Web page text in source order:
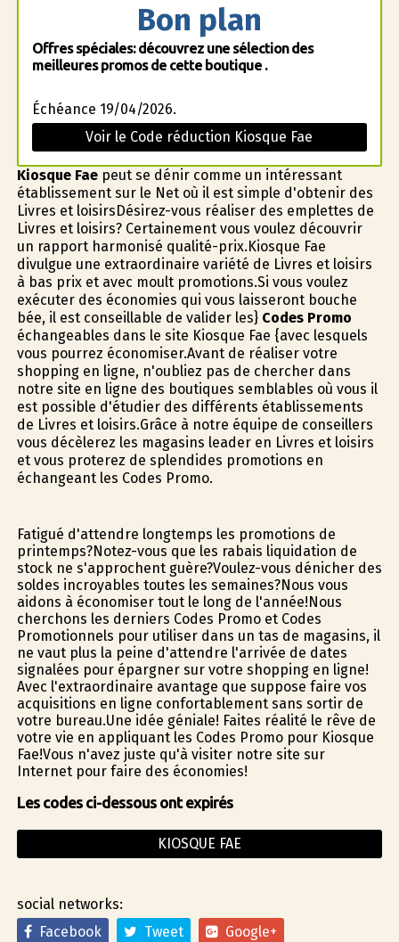
Bon plan
Offres spéciales: découvrez une sélection des
meilleures promos de cette boutique .
Échéance 19/04/2026.
Voir le Code réduction Kiosque Fae
Kiosque Faepeut se définir comme un intéressant
établissement sur le Net où il est simple d'obtenir des
Livres et loisirsDésirez-vous réaliser des emplettes de
Livres et loisirs? Certainement vous voulez découvrir
un rapport harmonisé qualité-prix.Kiosque Fae
divulgue une extraordinaire variété de Livres et loisirs
à bas prix et avec moult promotions.Si vous voulez
exécuter des économies qui vous laisseront bouche
bée, il est conseillable de valider les} Codes Promo
échangeables dans le site Kiosque Fae {avec lesquels
vous pourrez économiser.Avant de réaliser votre
shopping en ligne, n'oubliez pas de chercher dans
notre site en ligne des boutiques semblables où vous il
est possible d'étudier des différents établissements
de Livres et loisirs.Grâce à notre équipe de conseillers
vous décèlerez les magasins leader en Livres et loisirs
et vous profiterez de splendides promotions en
échangeant les Codes Promo.
Fatigué d'attendre longtemps les promotions de
printemps?Notez-vous que les rabais liquidation de
stock ne s'approchent guère?Voulez-vous dénicher des
soldes incroyables toutes les semaines?Nous vous
aidons à économiser tout le long de l'année!Nous
cherchons les derniers Codes Promo et Codes
Promotionnels pour utiliser dans un tas de magasins, il
ne vaut plus la peine d'attendre l'arrivée de dates
signalées pour épargner sur votre shopping en ligne!
Avec l'extraordinaire avantage que suppose faire vos
acquisitions en ligne confortablement sans sortir de
votre bureau.Une idée géniale! Faites réalité le rêve de
votre vie en appliquant les Codes Promo pour Kiosque
Fae!Vous n'avez juste qu'à visiter notre site sur
Internet pour faire des économies!
Les codes ci-dessous ont expirés
KIOSQUE FAE
social networks:
Facebook
Tweet Google+